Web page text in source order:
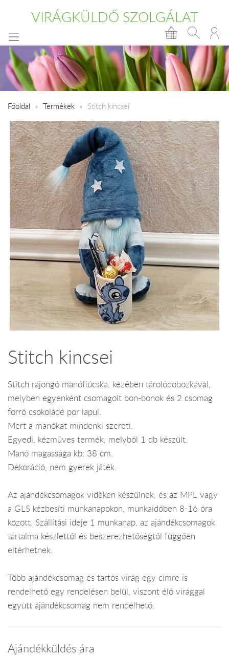
VIRÁGKÜLDŐ SZOLGÁLAT
Főoldal Termékek Stitch kincsei
Stitch kincsei
Stitch rajongó manófiúcska, kezében tárolódobozkával,
melyben egyenként csomagolt bon-bonok és 2 csomag
forró csokoládé por lapul.
Mert a manókat mindenki szereti.
Egyedi, kézműves termék, melyből 1 db készült.
Manó magassága kb: 38 cm.
Dekoráció, nem gyerek játék.
Az ajándékcsomagok vidéken készülnek, és az MPL vagy
a GLS kézbesíti munkanapokon, munkaidőben 8-16 óra
között. Szállítási ideje 1 munkanap, az ajándékcsomagok
tartalma készlettől és beszerezhetőségtől függően
eltérhetnek.
Több ajándékcsomag és tartós virág egy címre is
rendelhető egy rendelésen belül, viszont élő virággal
együtt ajándékcsomag nem rendelhető.
Ajándékküldés ára